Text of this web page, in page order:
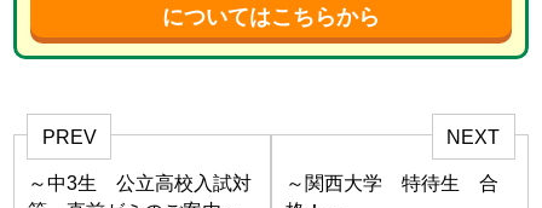
についてはこちらから
PREV
～中3生 公立高校入試対
NEXT
～関西大学 特待生 合